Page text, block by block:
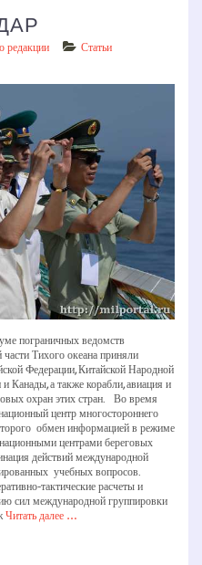
редакции Статьи
пограничных ведомств
части Тихого океана приняли
Федерации, Китайской Народной
Канады, а также корабли, авиация и
охран этих стран. Во время
центр многостороннего
обмен информацией в режиме
центрами береговых
действий международной
учебных вопросов.
­тактические расчеты и
сил международной группировки
Читать далее …